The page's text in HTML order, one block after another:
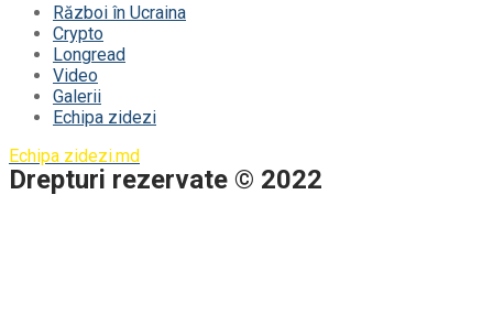
Război în Ucraina
Crypto
Longread
Video
Galerii
Echipa zidezi
Echipa zidezi.md
Drepturi rezervate © 2022